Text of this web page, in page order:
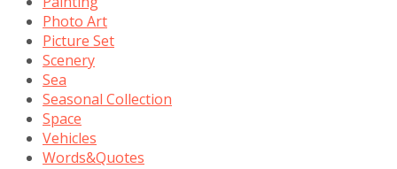
Photo Art
Picture Set
Scenery
Sea
Seasonal Collection
Space
Vehicles
Words&Quotes